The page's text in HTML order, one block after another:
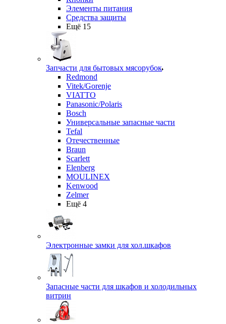
Элементы питания
Средства защиты
Ещё 15
Запчасти для бытовых мясорубок
Redmond
Vitek/Gorenje
VIATTO
Panasonic/Polaris
Bosch
Универсальные запасные части
Tefal
Отечественные
Braun
Scarlett
Elenberg
MOULINEX
Kenwood
Zelmer
Ещё 4
Электронные замки для хол.шкафов
Запасные части для шкафов и холодильных
витрин